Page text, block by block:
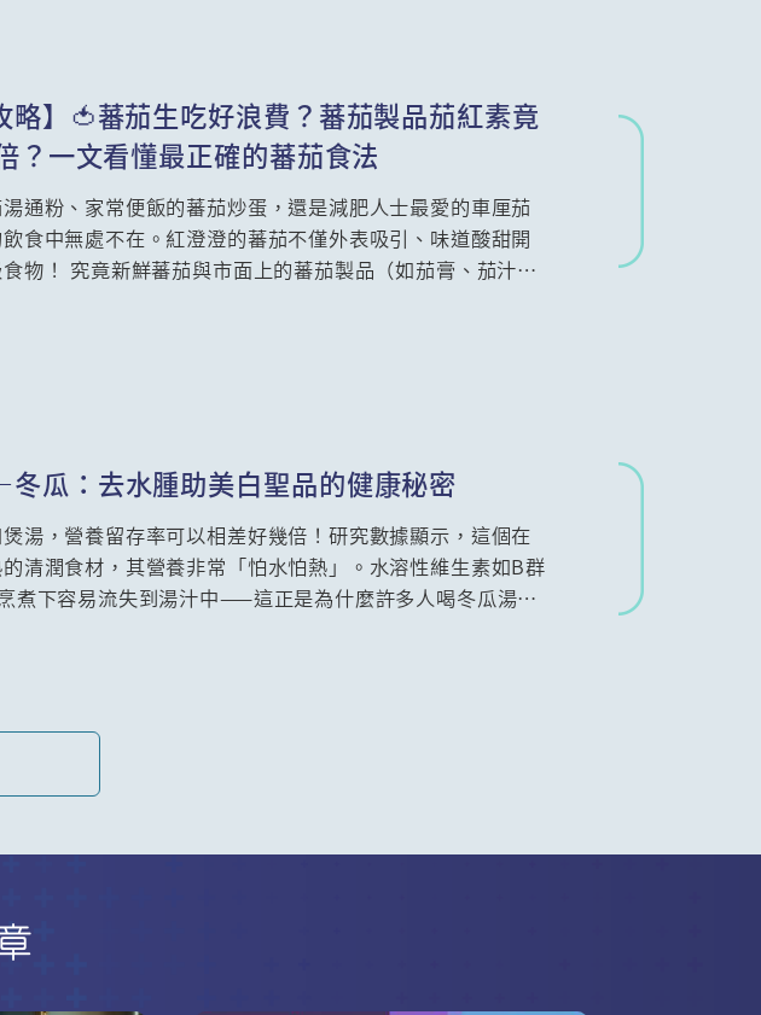
略】🍅蕃茄生吃好浪費？蕃茄製品茄紅素竟
？一文看懂最正確的蕃茄食法
通粉、家常便飯的蕃茄炒蛋，還是減肥人士最愛的車厘茄
食中無處不在。紅澄澄的蕃茄不僅外表吸引、味道酸甜開
物！ 究竟新鮮蕃茄與市面上的蕃茄製品（如茄膏、茄汁）
瓜：去水腫助美白聖品的健康秘密
湯，營養留存率可以相差好幾倍！研究數據顯示，這個在
清潤食材，其營養非常「怕水怕熱」。水溶性維生素如B群
煮下容易流失到湯汁中——這正是為什麼許多人喝冬瓜湯不